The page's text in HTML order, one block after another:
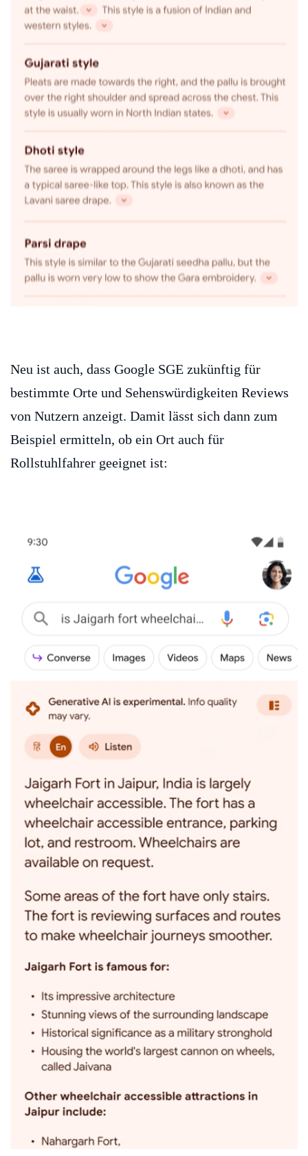
Neu ist auch, dass Google SGE zukünftig für
bestimmte Orte und Sehenswürdigkeiten Reviews
von Nutzern anzeigt. Damit lässt sich dann zum
Beispiel ermitteln, ob ein Ort auch für
Rollstuhlfahrer geeignet ist: